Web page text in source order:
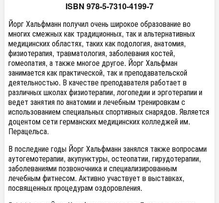
ISBN 978-5-7310-4199-7
Йорг Хальфманн получил очень широкое образование во
многих смежных как традиционных, так и альтернативных
медицинских областях, таких как подология, анатомия,
физиотерапия, травматология, заболевания костей,
гомеопатия, а также многое другое. Йорг Хальфман
занимается как практической, так и преподавательской
деятельностью. В качестве преподавателя работает в
различных школах физиотерапии, логопедии и эрготерапии и
ведет занятия по анатомии и лечебным тренировкам с
использованием специальных спортивных снарядов. Является
доцентом сети германских медицинских колледжей им.
Перацельса.
В последние годы Йорг Хальфманн занялся также вопросами
аутогемотерапии, акупунктуры, остеопатии, гирудотерапии,
заболеваниями позвоночника и специализированным
лечебным фитнесом. Активно участвует в выставках,
посвященных процедурам оздоровления.